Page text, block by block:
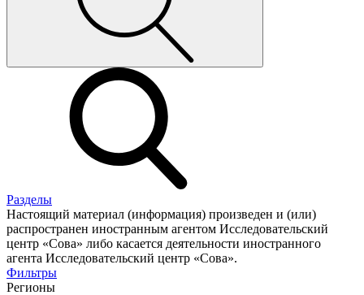
Разделы
Настоящий материал (информация) произведен и (или)
распространен иностранным агентом Исследовательский
центр «Сова» либо касается деятельности иностранного
агента Исследовательский центр «Сова».
Фильтры
Регионы